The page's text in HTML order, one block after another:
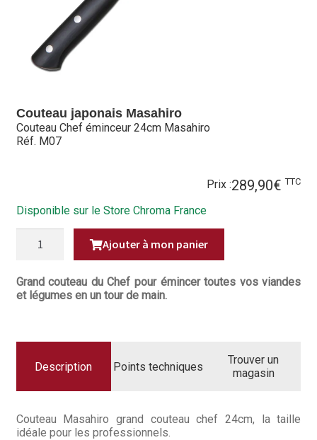
Bocuse d’Or
Mentions légales
Plan du site
Politique de confidentialité
Politique en matière de remboursements et de retours
Revue de presse
Couteau japonais Masahiro
Couteau Chef éminceur 24cm Masahiro
Réf. M07
Prix :289,90€ TTC
Disponible sur le Store Chroma France
ÉMINCEUR
24CM
MASAHIRO
Ajouter à mon panier
Grand couteau du Chef pour émincer toutes vos viandes
et légumes en un tour de main.
Description Points techniques
Trouver un
magasin
Couteau Masahiro grand couteau chef 24cm, la taille
idéale pour les professionnels.